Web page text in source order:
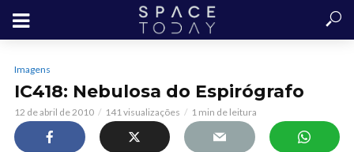
Imagens
IC418: Nebulosa do Espirógrafo
12 de abril de 2010 141 visualizações 1 min de leitura